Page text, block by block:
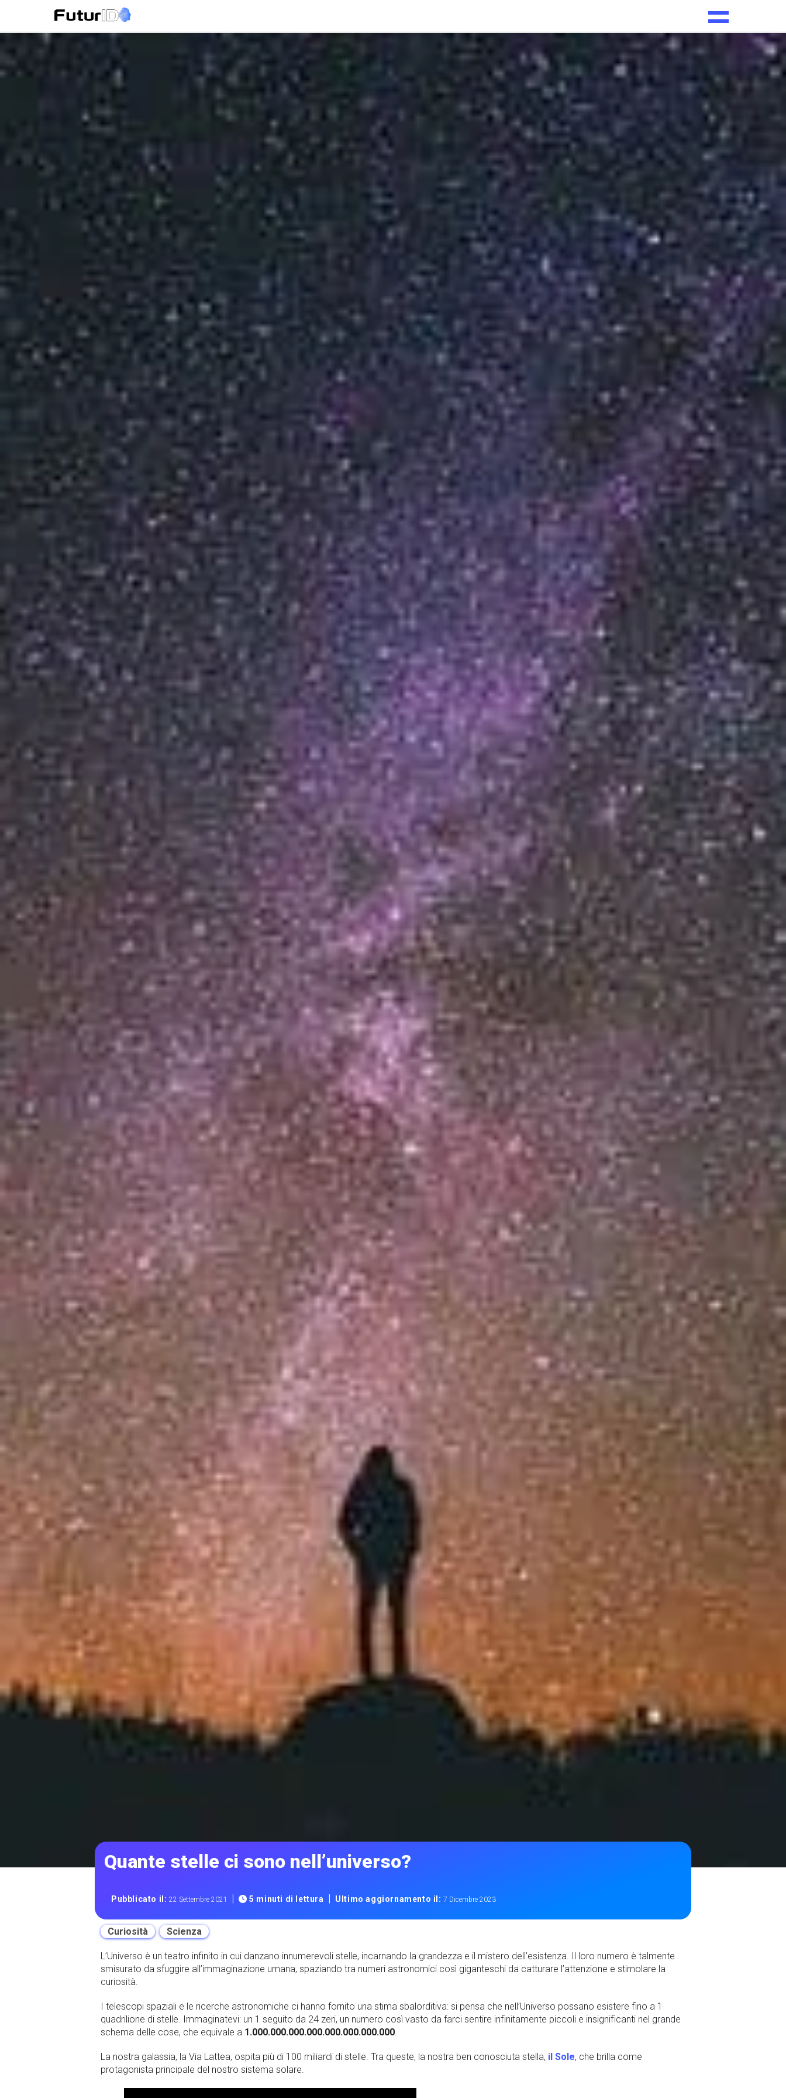
Quante stelle ci sono nell’universo?
Pubblicato il:22 Settembre 2021 | 5 minuti di lettura | Ultimo aggiornamento il:7 Dicembre 2023
Curiosità Scienza
L’Universo è un teatro infinito in cui danzano innumerevoli stelle, incarnando la grandezza e il mistero dell’esistenza. Il loro numero è talmente
smisurato da sfuggire all’immaginazione umana, spaziando tra numeri astronomici così giganteschi da catturare l’attenzione e stimolare la
curiosità.
I telescopi spaziali e le ricerche astronomiche ci hanno fornito una stima sbalorditiva: si pensa che nell’Universo possano esistere fino a 1
quadrilione di stelle. Immaginatevi: un 1 seguito da 24 zeri, un numero così vasto da farci sentire infinitamente piccoli e insignificanti nel grande
schema delle cose, che equivale a 1.000.000.000.000.000.000.000.000.
La nostra galassia, la Via Lattea, ospita più di 100 miliardi di stelle. Tra queste, la nostra ben conosciuta stella, il Sole, che brilla come
protagonista principale del nostro sistema solare.